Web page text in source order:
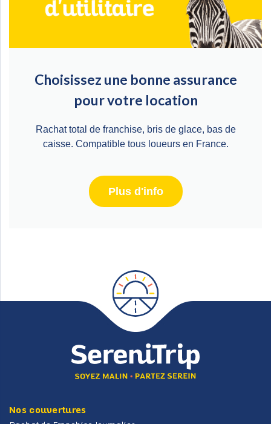
Choisissez une bonne assurance
pour votre location
Rachat total de franchise, bris de glace, bas de
caisse. Compatible tous loueurs en France.
Plus d'info
Nos couvertures